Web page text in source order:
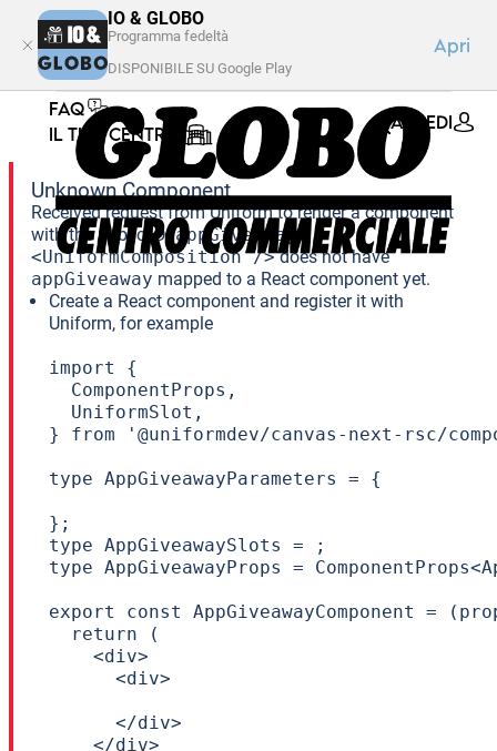
IO & GLOBO
Programma fedeltà
DISPONIBILE SU Google Play
Apri
FAQ
IL TUO CENTRO
ACCEDI
Unknown Component
Received request from Uniform to render a component
with the public ID:appGiveaway.
<UniformComposition />does not have
appGiveaway mapped to a React component yet.
Create a React component and register it with
Uniform, for example
import {
  ComponentProps,
  UniformSlot,
} from '@uniformdev/canvas-next-rsc/
type AppGiveawayParameters = {
};
type AppGiveawaySlots = ;
type AppGiveawayProps =
export const AppGiveawayComponent =
  return (
    <div>
      <div>
      </div>
    </div>